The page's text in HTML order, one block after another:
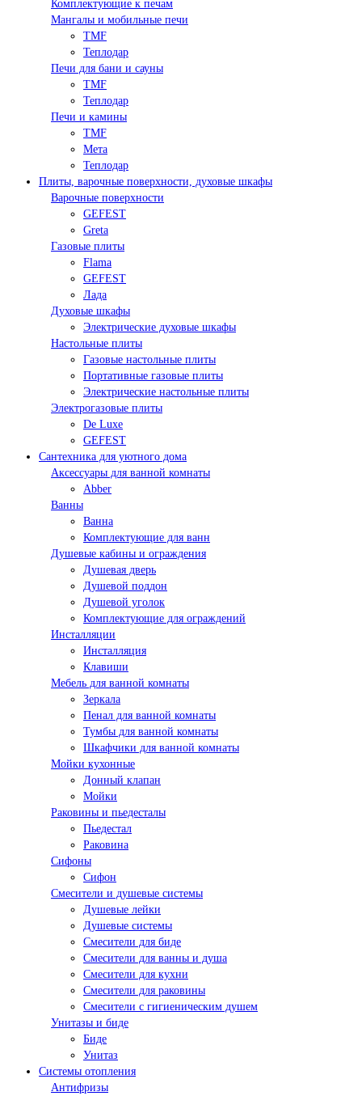
Комплектующие к печам
Мангалы и мобильные печи
TMF
Теплодар
Печи для бани и сауны
TMF
Теплодар
Печи и камины
TMF
Мета
Теплодар
Плиты, варочные поверхности, духовые шкафы
Варочные поверхности
GEFEST
Greta
Газовые плиты
Flama
GEFEST
Лада
Духовые шкафы
Электрические духовые шкафы
Настольные плиты
Газовые настольные плиты
Портативные газовые плиты
Электрические настольные плиты
Электрогазовые плиты
De Luxe
GEFEST
Сантехника для уютного дома
Аксессуары для ванной комнаты
Abber
Ванны
Ванна
Комплектующие для ванн
Душевые кабины и ограждения
Душевая дверь
Душевой поддон
Душевой уголок
Комплектующие для ограждений
Инсталляции
Инсталляция
Клавиши
Мебель для ванной комнаты
Зеркала
Пенал для ванной комнаты
Тумбы для ванной комнаты
Шкафчики для ванной комнаты
Мойки кухонные
Донный клапан
Мойки
Раковины и пьедесталы
Пьедестал
Раковина
Сифоны
Сифон
Смесители и душевые системы
Душевые лейки
Душевые системы
Смесители для биде
Смесители для ванны и душа
Смесители для кухни
Смесители для раковины
Смесители с гигиеническим душем
Унитазы и биде
Биде
Унитаз
Системы отопления
Антифризы